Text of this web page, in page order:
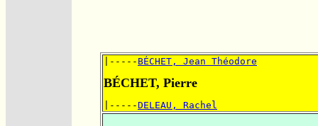
|----- BÉCHET, Jean Théodore
BÉCHET, Pierre
|-----DELEAU, Rachel